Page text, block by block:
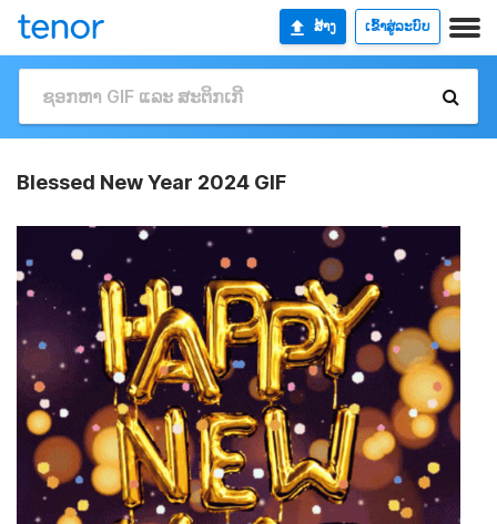
ສ້າງ ເຂົ້າສູ່ລະບົບ
Blessed New Year 2024 GIF